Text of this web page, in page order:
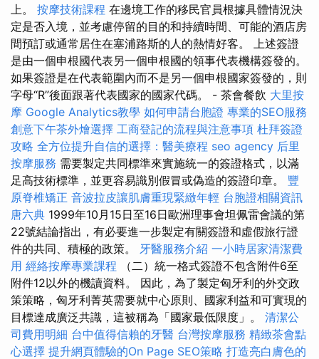
上。 按摩技術課程 在邊境工作的移民官員根據具體情況決
定是否入境，並考慮停留的目的和持續時間、可能的酒店房
間預訂或通常居住在塞浦路斯的人的熱情好客。 上述簽證
是由一個申根國代表另一個申根國的領事代表機構簽發的。
如果簽證是在代表範圍內而不是另一個申根國家簽發的，則
字母“R”後面跟著代表國家的國家代碼。 - 茶會餐飲 大里按
摩 Google Analytics教學 如何申請台胞證 專業的SEO服務
創意下午茶外燴選擇 工商登記的流程與注意事項 杜拜簽證
攻略 全方位提升自信的選擇：醫美療程 seo agency 后里
按摩服務 需要製定共同標準來實施統一的簽證格式，以滿
足高技術標準，並更容易識別假冒或偽造的簽證印章。 豐
原脊椎矯正 音波拉皮讓肌膚重現緊緻年輕 台胞證相關資訊
唐六典 1999年10月15日至16日歐洲理事會坦佩雷會議的第
22號結論指出，有必要進一步製定有關簽證和虛假旅行證
件的共同、積極的政策。 牙醫服務介紹 一小時居家清潔費
用 經絡按摩專業課程
（二）統一格式簽證不包含附件6至
附件12以外的機讀資料。 因此，為了製定匈牙利的外交政
策策略，匈牙利菁英需要就中心原則、國家利益和可實現的
目標達成廣泛共識，這被稱為「國家最低限度」。 清潔公
司費用明細 台中值得信賴的牙醫 台灣按摩服務 精緻茶會點
心選擇 提升網頁體驗的On Page SEO策略 打造亮白膚色的